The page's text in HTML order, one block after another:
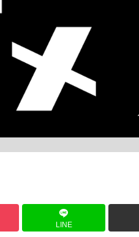
LINE